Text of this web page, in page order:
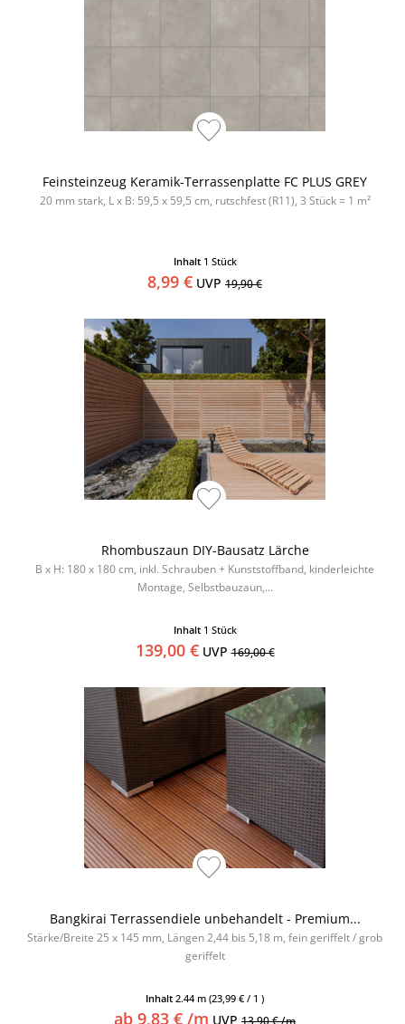
Feinsteinzeug Keramik-Terrassenplatte FC PLUS GREY
20 mm stark, L x B: 59,5 x 59,5 cm, rutschfest (R11), 3 Stück = 1 m²
Inhalt 1 Stück
8,99 € UVP 19,90 €
Rhombuszaun DIY-Bausatz Lärche
B x H: 180 x 180 cm, inkl. Schrauben + Kunststoffband, kinderleichte
Montage, Selbstbauzaun,...
Inhalt 1 Stück
139,00 €UVP169,00 €
Bangkirai Terrassendiele unbehandelt - Premium...
Stärke/Breite 25 x 145 mm, Längen 2,44 bis 5,18 m, fein geriffelt / grob
geriffelt
Inhalt 2.44 m (23,99 € / 1 )
ab 9,83 € /m UVP 13,90 € /m